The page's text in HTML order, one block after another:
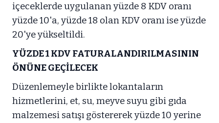
içeceklerde uygulanan yüzde 8 KDV oranı
yüzde 10'a, yüzde 18 olan KDV oranı ise yüzde
20'ye yükseltildi.
YÜZDE 1 KDV FATURALANDIRILMASININ
ÖNÜNE GEÇİLECEK
Düzenlemeyle birlikte lokantaların
hizmetlerini, et, su, meyve suyu gibi gıda
malzemesi satışı göstererek yüzde 10 yerine